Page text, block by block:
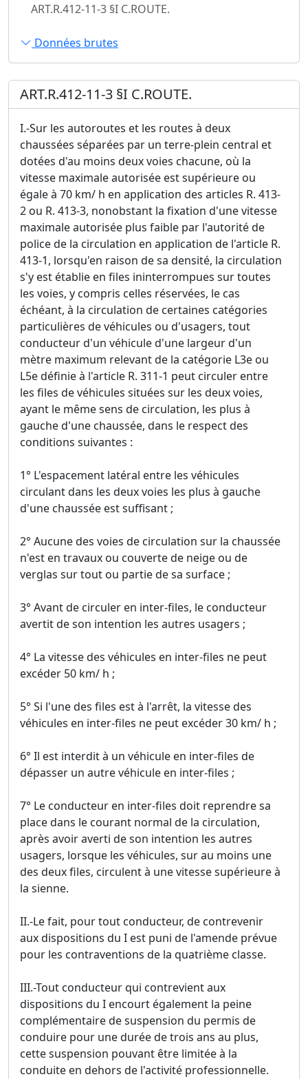
ART.R.412-11-3 §I C.ROUTE.
Données brutes
ART.R.412-11-3 §I C.ROUTE.
I.-Sur les autoroutes et les routes à deux
chaussées séparées par un terre-plein central et
dotées d'au moins deux voies chacune, où la
vitesse maximale autorisée est supérieure ou
égale à 70 km/ h en application des articles R. 413-
2 ou R. 413-3, nonobstant la fixation d'une vitesse
maximale autorisée plus faible par l'autorité de
police de la circulation en application de l'article R.
413-1, lorsqu'en raison de sa densité, la circulation
s'y est établie en files ininterrompues sur toutes
les voies, y compris celles réservées, le cas
échéant, à la circulation de certaines catégories
particulières de véhicules ou d'usagers, tout
conducteur d'un véhicule d'une largeur d'un
mètre maximum relevant de la catégorie L3e ou
L5e définie à l'article R. 311-1 peut circuler entre
les files de véhicules situées sur les deux voies,
ayant le même sens de circulation, les plus à
gauche d'une chaussée, dans le respect des
conditions suivantes :
1° L'espacement latéral entre les véhicules
circulant dans les deux voies les plus à gauche
d'une chaussée est suffisant ;
2° Aucune des voies de circulation sur la chaussée
n'est en travaux ou couverte de neige ou de
verglas sur tout ou partie de sa surface ;
3° Avant de circuler en inter-files, le conducteur
avertit de son intention les autres usagers ;
4° La vitesse des véhicules en inter-files ne peut
excéder 50 km/ h ;
5° Si l'une des files est à l'arrêt, la vitesse des
véhicules en inter-files ne peut excéder 30 km/ h ;
6° Il est interdit à un véhicule en inter-files de
dépasser un autre véhicule en inter-files ;
7° Le conducteur en inter-files doit reprendre sa
place dans le courant normal de la circulation,
après avoir averti de son intention les autres
usagers, lorsque les véhicules, sur au moins une
des deux files, circulent à une vitesse supérieure à
la sienne.
II.-Le fait, pour tout conducteur, de contrevenir
aux dispositions du I est puni de l'amende prévue
pour les contraventions de la quatrième classe.
III.-Tout conducteur qui contrevient aux
dispositions du I encourt également la peine
complémentaire de suspension du permis de
conduire pour une durée de trois ans au plus,
cette suspension pouvant être limitée à la
conduite en dehors de l'activité professionnelle.